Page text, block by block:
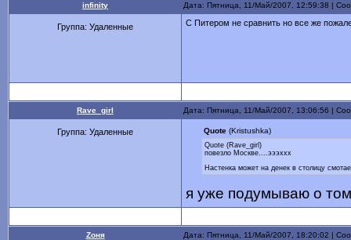
infinity Дата: Пятница, 11/Май/2007, 12:59:38 |
Группа: Удаленные С Питером не сравнить но все же
Rave_girl Дата: Пятница, 11/Май/2007, 13:06:56 |
Группа: Удаленные Quote(Kristushka)
Quote (Rave_girl)
повезло Москве....эээххх
Настенка может на денек в столицу
я уже подумываю о
Zоня Дата: Пятница, 11/Май/2007, 18:20:02 |